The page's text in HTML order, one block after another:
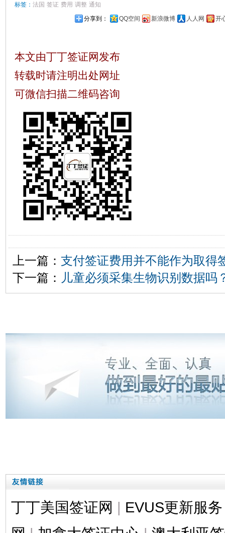
标签： 法国 签证 费用 调整 通知
分享到：
QQ空间 新浪微博 人人网 开
本文由丁丁签证网发布
转载时请注明出处网址
可微信扫描二维码咨询
上一篇： 支付签证费用并不能作为取得
下一篇： 儿童必须采集生物识别数据吗
丁丁美国签证网 | EVUS更新服务